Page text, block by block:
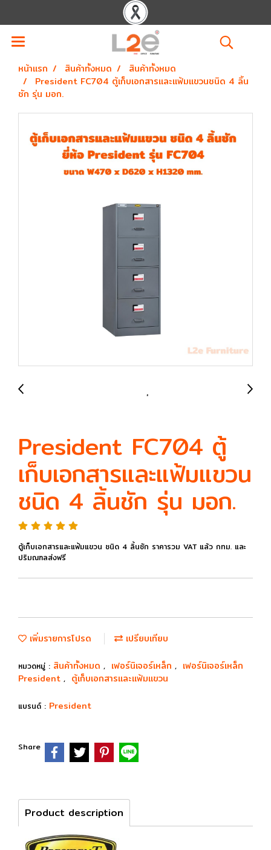
หน้าแรก สินค้าทั้งหมด
สินค้าทั้งหมด
President FC704 ตู้เก็บเอกสารและแฟ้มแขวนชนิด 4 ลิ้น
ชัก รุ่น มอก.
President FC704 ตู้
เก็บเอกสารและแฟ้มแขวน
ชนิด 4 ลิ้นชัก รุ่น มอก.
ตู้เก็บเอกสารและแฟ้มแขวน ชนิด 4 ลิ้นชัก ราคารวม VAT แล้ว กทม. และ
ปริมณฑลส่งฟรี
เพิ่มรายการโปรด เปรียบเทียบ
หมวดหมู่ : สินค้าทั้งหมด , เฟอร์นิเจอร์เหล็ก , เฟอร์นิเจอร์เหล็ก
President , ตู้เก็บเอกสารและแฟ้มแขวน
แบรนด์ : President
Share
Product description